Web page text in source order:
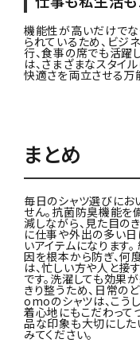
機能性が高いだけでな
られているため、ビジ
行、食事の席でも活躍
は、さまざまなスタイ
快適さを両立させる万
まとめ
毎日のシャツ選びにお
せん。抗菌防臭機能を
減しながら、見た目の
に仕事や外出の多い
いアイテムになります
因を根本から防ぎ、何
は、忙しい方や人と接
です。洗濯しても効果
きり整うため、日常の
omoのシャツは、こう
着心地にもこだわって
品な印象も大切にした
みてください。